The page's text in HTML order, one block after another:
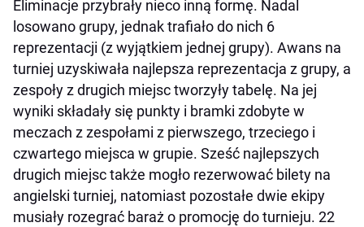
Eliminacje przybrały nieco inną formę. Nadal
losowano grupy, jednak trafiało do nich 6
reprezentacji (z wyjątkiem jednej grupy). Awans na
turniej uzyskiwała najlepsza reprezentacja z grupy, a
zespoły z drugich miejsc tworzyły tabelę. Na jej
wyniki składały się punkty i bramki zdobyte w
meczach z zespołami z pierwszego, trzeciego i
czwartego miejsca w grupie. Sześć najlepszych
drugich miejsc także mogło rezerwować bilety na
angielski turniej, natomiast pozostałe dwie ekipy
musiały rozegrać baraż o promocję do turnieju. 22